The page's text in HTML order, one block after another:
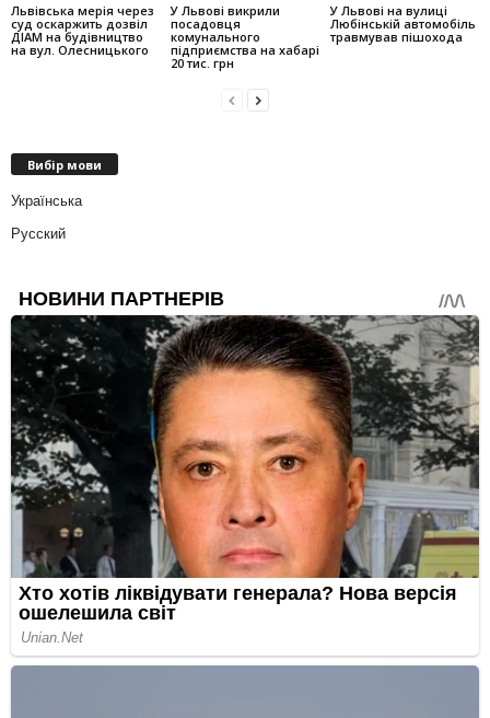
Львівська мерія через
суд оскаржить дозвіл
ДІАМ на будівництво
на вул. Олесницького
У Львові викрили
посадовця
комунального
підприємства на хабарі
20 тис. грн
У Львові на вулиці
Любінській автомобіль
травмував пішохода
Вибір мови
Українська
Русский